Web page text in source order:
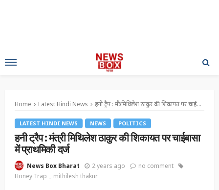
Home Latest Hindi News हनी ट्रैप : मंत्री मिथिलेश ठाकुर की शिकायत पर चाईबासा में प्राथमिकी दर्ज
LATEST HINDI NEWS NEWS POLITICS
हनी ट्रैप : मंत्री मिथिलेश ठाकुर की शिकायत पर चाईबासा
में प्राथमिकी दर्ज
News Box Bharat 2 years ago
no comment
Honey Trap
mithilesh thakur